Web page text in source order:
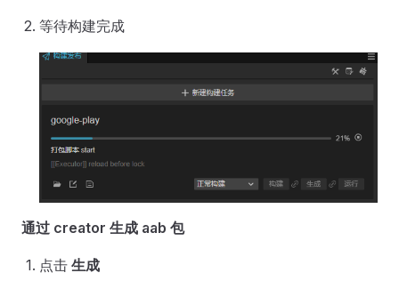
等待构建完成
通过 creator 生成 aab 包
点击 生成